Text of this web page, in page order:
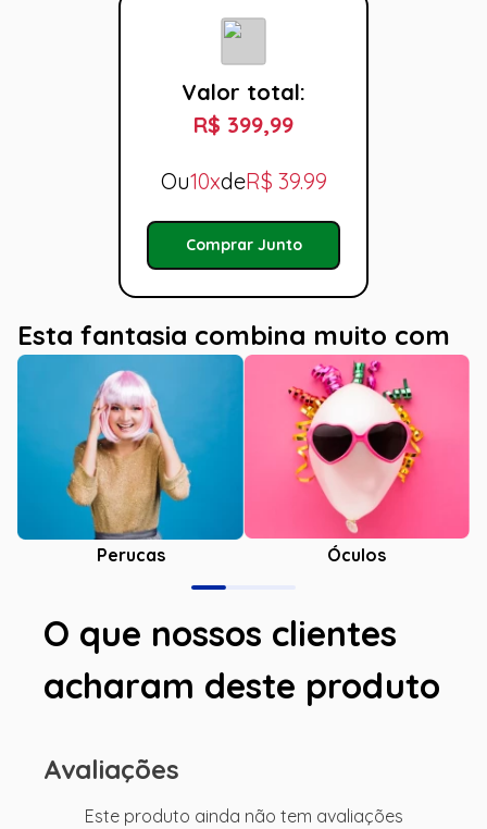
Valor total:
R$ 399,99
Ou10xdeR$ 39.99
Comprar Junto
Esta fantasia combina muito com
Perucas Óculos
O que nossos clientes
acharam deste produto
Avaliações
Este produto ainda não tem avaliações